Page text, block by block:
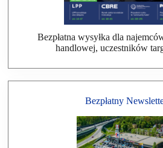
Bezpłatna wysyłka dla
handlowej, uczestników
Bezpłatny